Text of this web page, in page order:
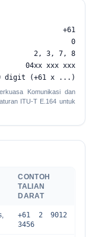
+61
0
2, 3, 7, 8
04xx xxx xxx
digit (+61 x ...)
Komunikasi dan
ITU-T E.164 untuk
CONTOH
TALIAN
DARAT
+61 2 9012
3456